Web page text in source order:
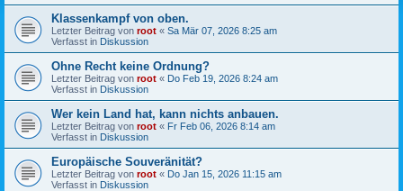
Klassenkampf von oben.
Letzter Beitrag von root « Sa Mär 07, 2026 8:25 am
Verfasst in Diskussion
Ohne Recht keine Ordnung?
Letzter Beitrag von root « Do Feb 19, 2026 8:24 am
Verfasst in Diskussion
Wer kein Land hat, kann nichts anbauen.
Letzter Beitrag von root « Fr Feb 06, 2026 8:14 am
Verfasst in Diskussion
Europäische Souveränität?
Letzter Beitrag von root « Do Jan 15, 2026 11:15 am
Verfasst in Diskussion